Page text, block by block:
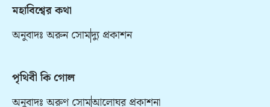
মহাবিশ্বের কথা
অনুবাদঃ অরুন সোমদ্যু প্রকাশন
পৃথিবী কি গোল
অনুবাদঃ অরুণ সোমআলোঘর প্রকাশনা